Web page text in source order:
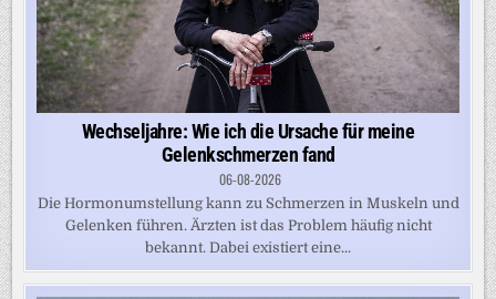
Wechseljahre: Wie ich die Ursache für meine
Gelenkschmerzen fand
06-08-2026
Die Hormonumstellung kann zu Schmerzen in Muskeln und
Gelenken führen. Ärzten ist das Problem häufig nicht
bekannt. Dabei existiert eine...